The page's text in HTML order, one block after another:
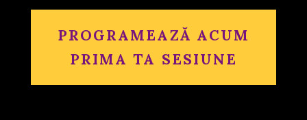
PROGRAMEAZĂ ACUM
PRIMA TA SESIUNE